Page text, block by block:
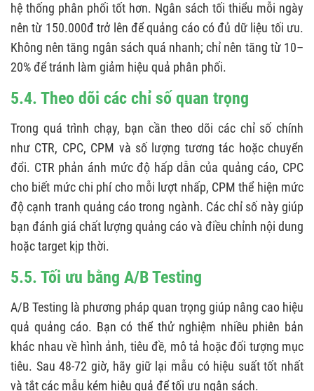
hệ thống phân phối tốt hơn. Ngân sách tối thiểu mỗi ngày
nên từ 150.000đ trở lên để quảng cáo có đủ dữ liệu tối ưu.
Không nên tăng ngân sách quá nhanh; chỉ nên tăng từ 10–
20% để tránh làm giảm hiệu quả phân phối.
5.4. Theo dõi các chỉ số quan trọng
Trong quá trình chạy, bạn cần theo dõi các chỉ số chính
như CTR, CPC, CPM và số lượng tương tác hoặc chuyển
đổi. CTR phản ánh mức độ hấp dẫn của quảng cáo, CPC
cho biết mức chi phí cho mỗi lượt nhấp, CPM thể hiện mức
độ cạnh tranh quảng cáo trong ngành. Các chỉ số này giúp
bạn đánh giá chất lượng quảng cáo và điều chỉnh nội dung
hoặc target kịp thời.
5.5. Tối ưu bằng A/B Testing
A/B Testing là phương pháp quan trọng giúp nâng cao hiệu
quả quảng cáo. Bạn có thể thử nghiệm nhiều phiên bản
khác nhau về hình ảnh, tiêu đề, mô tả hoặc đối tượng mục
tiêu. Sau 48-72 giờ, hãy giữ lại mẫu có hiệu suất tốt nhất
và tắt các mẫu kém hiệu quả để tối ưu ngân sách.